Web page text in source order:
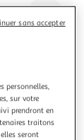
à
100
le
personnelles,
sur votre
prendront en
traitons
seront
sans accepter